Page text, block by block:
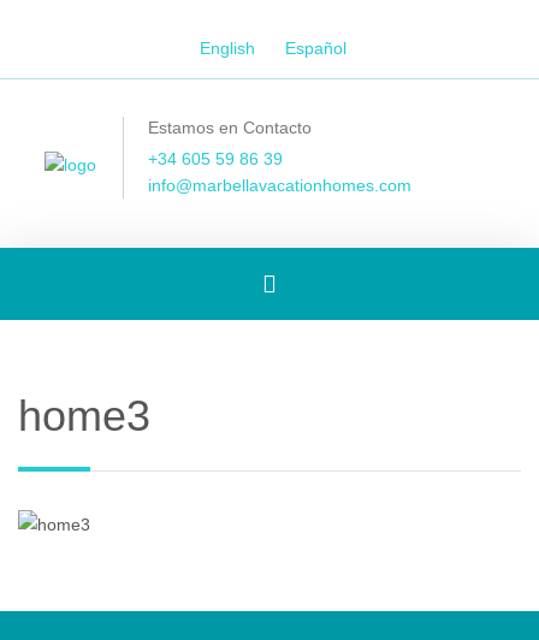
English Español
Estamos en Contacto
+34 605 59 86 39
info@marbellavacationhomes.com
[Spanish]
home3